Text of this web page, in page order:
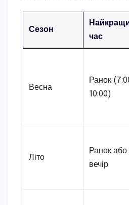
Сезон
час
Весна
Ранок
10:00)
Літо
Ранок або
вечір